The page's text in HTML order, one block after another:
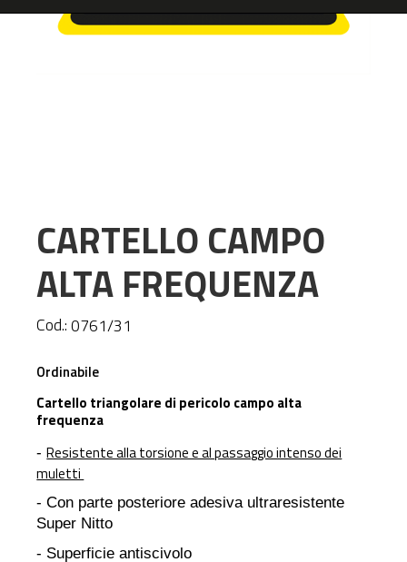
CARTELLO CAMPO
ALTA FREQUENZA
Cod.:0761/31
Ordinabile
Cartello triangolare di pericolo campo alta
frequenza
-Resistente alla torsione e al passaggio intenso dei
muletti
- Con parte posteriore adesiva ultraresistente
Super Nitto
- Superficie antiscivolo